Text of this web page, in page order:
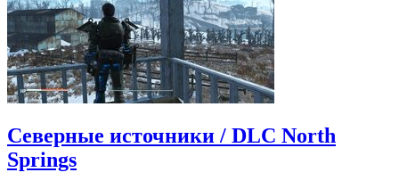
Северные источники / DLC North
Springs